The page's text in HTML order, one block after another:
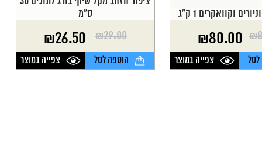
וקוואקרים 1 ק"ג
₪
₪80.00
צפייה במוצר
ס"מ
₪29.00
המחיר
המקורי
היה:
₪26.50
המחיר
הנוכחי
הוא:
הוספה לסל צפייה במוצר